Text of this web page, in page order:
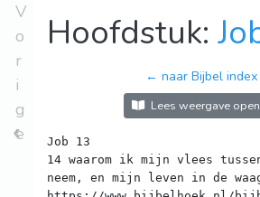
V
o
r
i
g
e
Hoofdstuk:
← naar Bijbel index
Lees weergave
Job 13
14 waarom ik mijn vlees
neem, en mijn leven in de